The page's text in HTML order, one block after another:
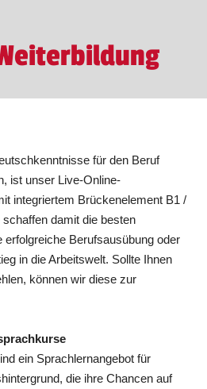
für den Beruf
ist unser Live-Online-
integriertem Brückenelement B1 /
damit die besten
erfolgreiche Berufsausübung oder
in die Arbeitswelt. Sollte Ihnen
können wir diese zur
ein Sprachlernangebot für
die ihre Chancen auf